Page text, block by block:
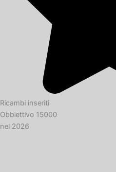
Ricambi inseriti
Obbiettivo 15000
nel 2026